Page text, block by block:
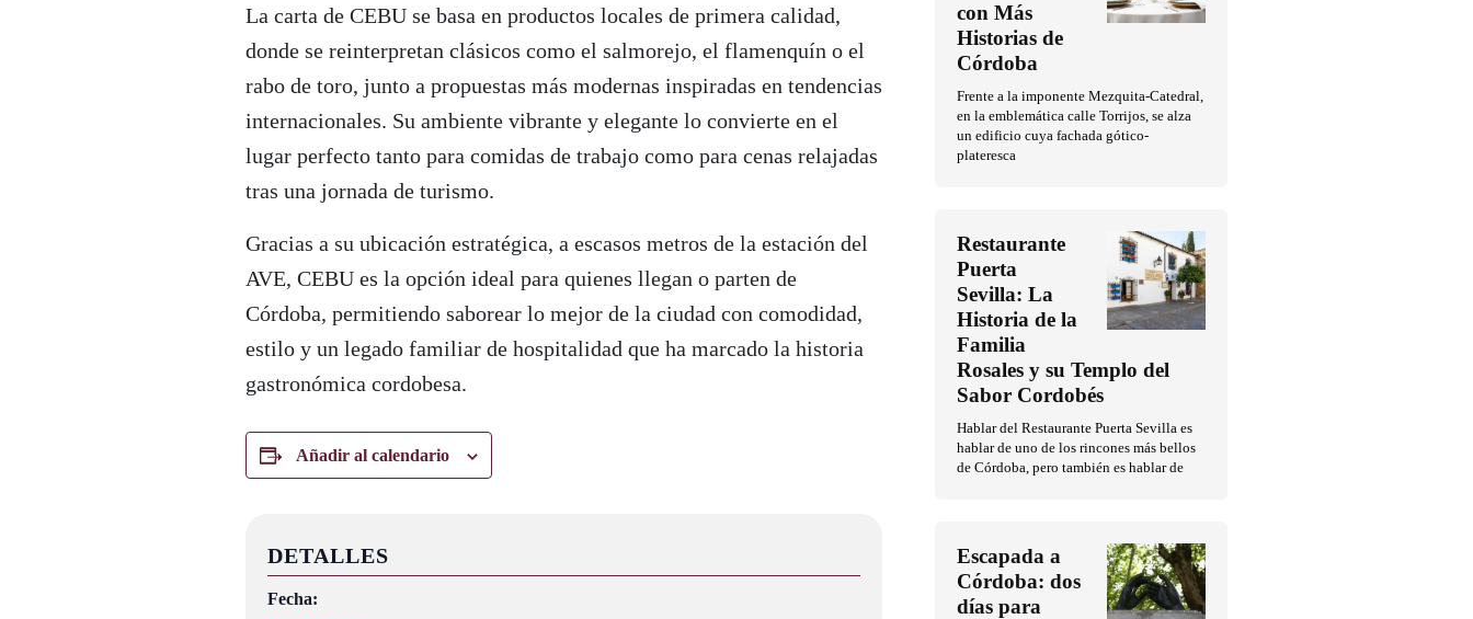
La carta de CEBU se basa en productos locales de primera calidad,
donde se reinterpretan clásicos como el salmorejo, el flamenquín o el
rabo de toro, junto a propuestas más modernas inspiradas en tendencias
internacionales. Su ambiente vibrante y elegante lo convierte en el
lugar perfecto tanto para comidas de trabajo como para cenas relajadas
tras una jornada de turismo.
Gracias a su ubicación estratégica, a escasos metros de la estación del
AVE, CEBU es la opción ideal para quienes llegan o parten de
Córdoba, permitiendo saborear lo mejor de la ciudad con comodidad,
estilo y un legado familiar de hospitalidad que ha marcado la historia
gastronómica cordobesa.
Añadir al calendario
DETALLES
Fecha:
con Más
Historias de
Córdoba
Frente a la imponente Mezquita-Catedral,
en la emblemática calle Torrijos, se alza
un edificio cuya fachada gótico-
plateresca
Restaurante
Puerta
Sevilla: La
Historia de la
Familia
Rosales y su Templo del
Sabor Cordobés
Hablar del Restaurante Puerta Sevilla es
hablar de uno de los rincones más bellos
de Córdoba, pero también es hablar de
Escapada a
Córdoba: dos
días para